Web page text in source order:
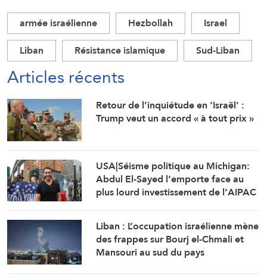
armée israélienne Hezbollah
Israel
Liban
Résistance islamique Sud-Liban
Articles récents
Retour de l’inquiétude en ‘Israël’ :
Trump veut un accord « à tout prix »
USA|Séisme politique au Michigan:
Abdul El-Sayed l’emporte face au
plus lourd investissement de l’AIPAC
Liban : L’occupation israélienne mène
des frappes sur Bourj el-Chmali et
Mansouri au sud du pays